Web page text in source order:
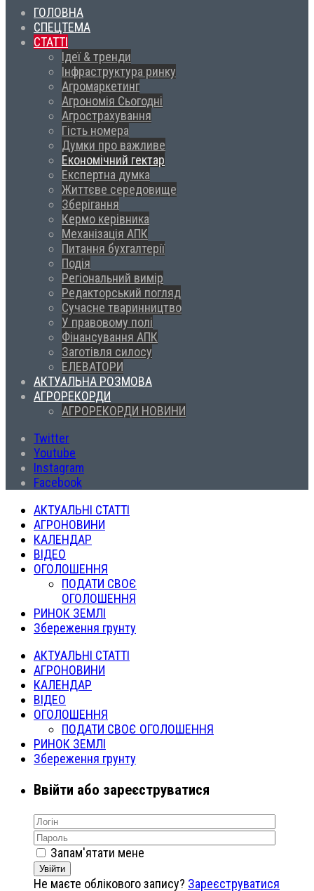
ГОЛОВНА
СПЕЦТЕМА
СТАТТІ
Ідеї & тренди
Інфраструктура ринку
Агромаркетинг
Агрономія Сьогодні
Агрострахування
Гість номера
Думки про важливе
Економічний гектар
Експертна думка
Життєве середовище
Зберігання
Кермо керівника
Механізація АПК
Питання бухгалтерії
Подія
Регіональний вимір
Редакторський погляд
Сучасне тваринництво
У правовому полі
Фінансування АПК
Заготівля силосу
ЕЛЕВАТОРИ
АКТУАЛЬНА РОЗМОВА
АГРОРЕКОРДИ
АГРОРЕКОРДИ НОВИНИ
Twitter
Youtube
Instagram
Facebook
АКТУАЛЬНІ СТАТТІ
АГРОНОВИНИ
КАЛЕНДАР
ВІДЕО
ОГОЛОШЕННЯ
ПОДАТИ СВОЄ
ОГОЛОШЕННЯ
РИНОК ЗЕМЛІ
Збереження грунту
АКТУАЛЬНІ СТАТТІ
АГРОНОВИНИ
КАЛЕНДАР
ВІДЕО
ОГОЛОШЕННЯ
ПОДАТИ СВОЄ ОГОЛОШЕННЯ
РИНОК ЗЕМЛІ
Збереження грунту
Ввійти або зареєструватися
Запам'ятати мене
Увійти
Не маєте облікового запису? Зареєструватися